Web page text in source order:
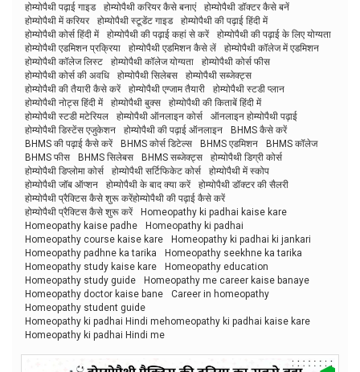
होम्योपैथी पढ़ाई गाइड
होम्योपैथी करियर कैसे बनाएं
होम्योपैथी डॉक्टर कैसे बनें
होम्योपैथी में करियर
होम्योपैथी स्टूडेंट गाइड
होम्योपैथी की पढ़ाई हिंदी में
होम्योपैथी कोर्स हिंदी में
होम्योपैथी की पढ़ाई कहां से करें
होम्योपैथी की पढ़ाई के लिए योग्यता
होम्योपैथी एडमिशन प्रक्रिया
होम्योपैथी एडमिशन कैसे लें
होम्योपैथी कॉलेज में एडमिशन
होम्योपैथी कॉलेज लिस्ट
होम्योपैथी कॉलेज योग्यता
होम्योपैथी कोर्स फीस
होम्योपैथी कोर्स की अवधि
होम्योपैथी सिलेबस
होम्योपैथी सब्जेक्ट्स
होम्योपैथी की तैयारी कैसे करें
होम्योपैथी एग्जाम तैयारी
होम्योपैथी स्टडी प्लान
होम्योपैथी नोट्स हिंदी में
होम्योपैथी बुक्स
होम्योपैथी की किताबें हिंदी में
होम्योपैथी स्टडी मटेरियल
होम्योपैथी ऑनलाइन कोर्स
ऑनलाइन होम्योपैथी पढ़ाई
होम्योपैथी डिस्टेंस एजुकेशन
होम्योपैथी की पढ़ाई ऑनलाइन
BHMS कैसे करें
BHMS की पढ़ाई कैसे करें
BHMS कोर्स डिटेल्स BHMS एडमिशन
BHMS कॉलेज
BHMS फीस
BHMS सिलेबस BHMS सब्जेक्ट्स
होम्योपैथी डिग्री कोर्स
होम्योपैथी डिप्लोमा कोर्स
होम्योपैथी सर्टिफिकेट कोर्स
होम्योपैथी में स्कोप
होम्योपैथी जॉब ऑप्शन
होम्योपैथी के बाद क्या करें
होम्योपैथी डॉक्टर की सैलरी
होम्योपैथी प्रैक्टिस कैसे शुरू करेंहोम्योपैथी की पढ़ाई कैसे करें
होम्योपैथी प्रैक्टिस कैसे शुरू करें
Homeopathy ki padhai kaise kare
Homeopathy kaise padhe
Homeopathy ki padhai
Homeopathy course kaise kare
Homeopathy ki padhai ki jankari
Homeopathy padhne ka tarika
Homeopathy seekhne ka tarika
Homeopathy study kaise kare
Homeopathy education
Homeopathy study guide
Homeopathy me career kaise banaye
Homeopathy doctor kaise bane
Career in homeopathy
Homeopathy student guide
Homeopathy ki padhai Hindi mehomeopathy ki padhai kaise kare
Homeopathy ki padhai Hindi me